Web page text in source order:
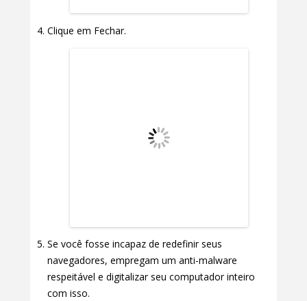
Clique em Fechar.
Se você fosse incapaz de redefinir seus
navegadores, empregam um anti-malware
respeitável e digitalizar seu computador inteiro
com isso.